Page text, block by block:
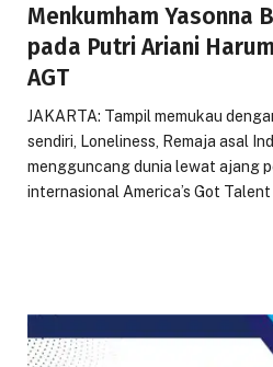
Menkumham Yasonna
pada Putri Ariani
AGT
JAKARTA: Tampil memukau
sendiri, Loneliness, Remaja asal
mengguncang dunia lewat ajang
internasional America’s Got